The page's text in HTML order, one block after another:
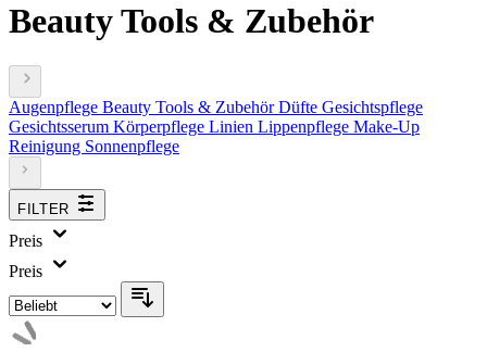
Beauty Tools & Zubehör
Augenpflege Beauty Tools & ZubehörDüfte Gesichtspflege
Gesichtsserum Körperpflege Linien Lippenpflege Make-Up
Reinigung Sonnenpflege
FILTER
Preis
Preis